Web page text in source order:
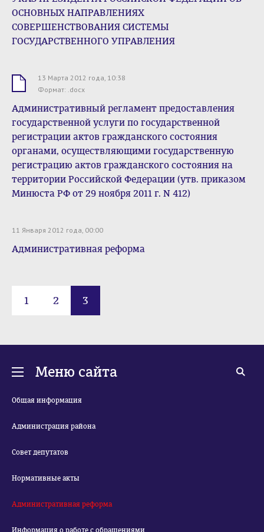
ОСНОВНЫХ НАПРАВЛЕНИЯХ
СОВЕРШЕНСТВОВАНИЯ СИСТЕМЫ
ГОСУДАРСТВЕННОГО УПРАВЛЕНИЯ
13 Марта 2012 года, 10:38
Формат: .docx
Административный регламент предоставления
государственной услуги по государственной
регистрации актов гражданского состояния
органами, осуществляющими государственную
регистрацию актов гражданского состояния на
территории Российской Федерации (утв. приказом
Минюста РФ от 29 ноября 2011 г. N 412)
11 Января 2012 года, 00:00
Административная реформа
1 2 3
Меню сайта
Общая информация
Администрация района
Совет депутатов
Нормативные акты
Административная реформа
Информация о работе с обращениями